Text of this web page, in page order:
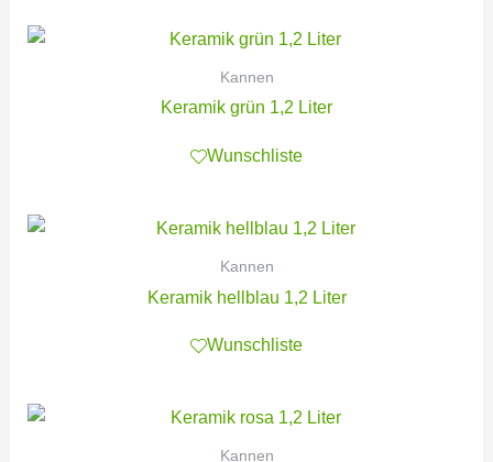
Kannen
Keramik grün 1,2 Liter
Wunschliste
Kannen
Keramik hellblau 1,2 Liter
Wunschliste
Kannen